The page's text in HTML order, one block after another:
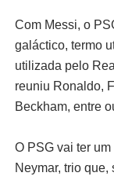
Com Messi, o
galáctico, termo
utilizada pelo
reuniu Ronaldo,
Beckham, entre
O PSG vai ter
Neymar, trio